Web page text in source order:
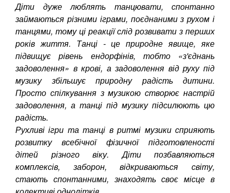
Діти дуже люблять танцювати, спонтанно
займаються різними іграми, поєднаними з рухом і
танцями, тому ці реакції слід розвивати з перших
років життя. Танці - це природне явище, яке
підвищує рівень ендорфінів, тобто «з'єднань
задоволення» в крові, а задоволення від руху під
музику збільшує природну радість дитини.
Просто спілкування з музикою створює настрій
задоволення, а танці під музику підсилюють цю
радість.
Рухливі ігри та танці в ритмі музики сприяють
розвитку всебічної фізичної підготовленості
дітей різного віку. Діти позбавляються
комплексів, заборон, відкриваються світу,
стають спонтанними, знаходять своє місце в